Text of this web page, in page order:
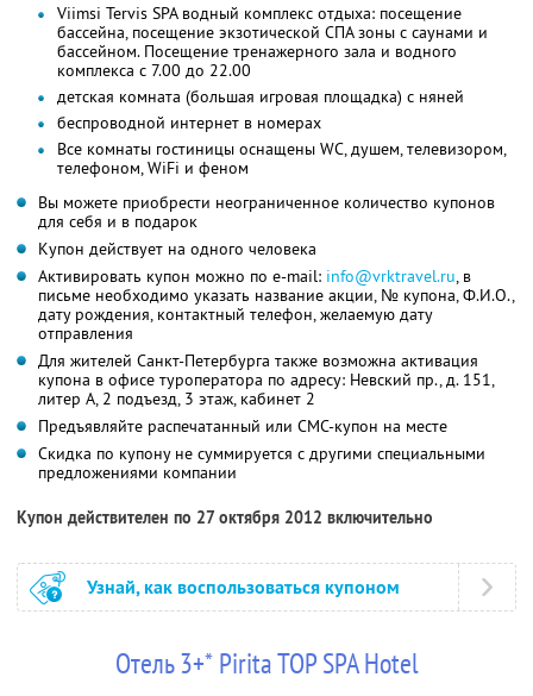
Viimsi Tervis SPA водный комплекс отдыха: посещение
бассейна, посещение экзотической СПА зоны с саунами и
бассейном. Посещение тренажерного зала и водного
комплекса с 7.00 до 22.00
детская комната (большая игровая площадка) с няней
беспроводной интернет в номерах
Все комнаты гостиницы оснащены WC, душем, телевизором,
телефоном, WiFi и феном
Вы можете приобрести неограниченное количество купонов
для себя и в подарок
Купон действует на одного человека
Активировать купон можно по e-mail: info@vrktravel.ru, в
письме необходимо указать название акции, № купона, Ф.И.О.,
дату рождения, контактный телефон, желаемую дату
отправления
Для жителей Санкт-Петербурга также возможна активация
купона в офисе туроператора по адресу: Невский пр., д. 151,
литер А, 2 подъезд, 3 этаж, кабинет 2
Предъявляйте распечатанный или СМС-купон на месте
Скидка по купону не суммируется с другими специальными
предложениями компании
Купон действителен по 27 октября 2012 включительно
Узнай, как воспользоваться купоном
Отель 3+* Pirita TOP SPA Hotel